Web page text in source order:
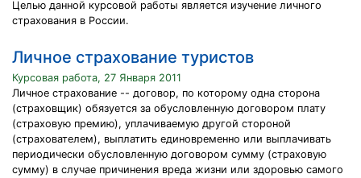
Целью данной курсовой работы является изучение личного
страхования в России.
Личное страхование туристов
Курсовая работа, 27 Января 2011
Личное страхование -- договор, по которому одна сторона
(страховщик) обязуется за обусловленную договором плату
(страховую премию), уплачиваемую другой стороной
(страхователем), выплатить единовременно или выплачивать
периодически обусловленную договором сумму (страховую
сумму) в случае причинения вреда жизни или здоровью самого